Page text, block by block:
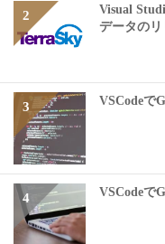
Visual
データのリ
VSCodeで
VSCodeで